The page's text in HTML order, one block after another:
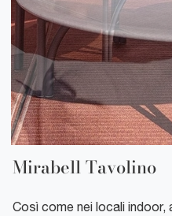
Mirabell Tavolino
Così come nei locali indoor,